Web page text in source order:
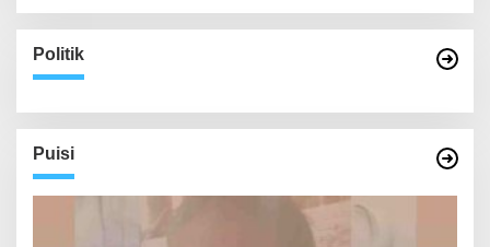
Politik
Puisi